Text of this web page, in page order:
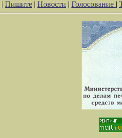
| Пишите | Новости | Голосование |